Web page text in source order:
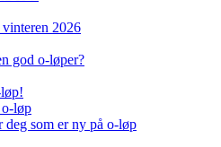
2026
god o-løper?
løp
deg som er ny på o-løp